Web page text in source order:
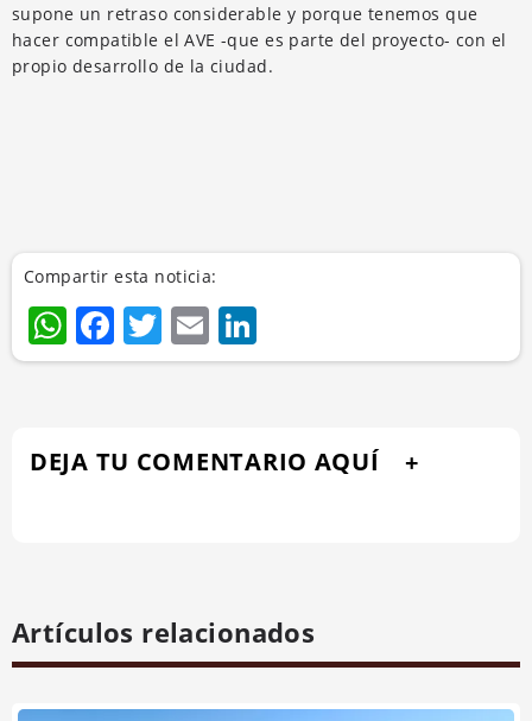
supone un retraso considerable y porque tenemos que
hacer compatible el AVE -que es parte del proyecto- con el
propio desarrollo de la ciudad.
Compartir esta noticia:
WhatsApp
Facebook
Twitter
Email
DEJA TU COMENTARIO AQUÍ
Artículos relacionados